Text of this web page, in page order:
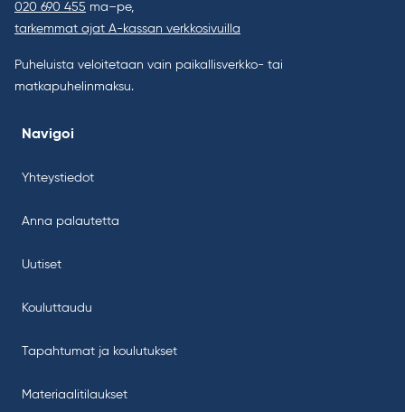
020 690 455 ma–pe,
tarkemmat ajat A-kassan verkkosivuilla
Puheluista veloitetaan vain paikallisverkko- tai
matkapuhelinmaksu.
Navigoi
Yhteystiedot
Anna palautetta
Uutiset
Kouluttaudu
Tapahtumat ja koulutukset
Materiaalitilaukset